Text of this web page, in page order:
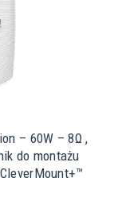
– 60W – 8Ω ,
do montażu